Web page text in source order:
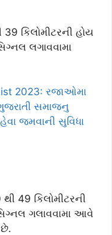
કિલોમીટરની હોય
લગાવવામા
2023: રજાઓમા
સમાજનુ
જમવાની સુવિધા
49 કિલોમીટરની
ગલાવવામા આવે